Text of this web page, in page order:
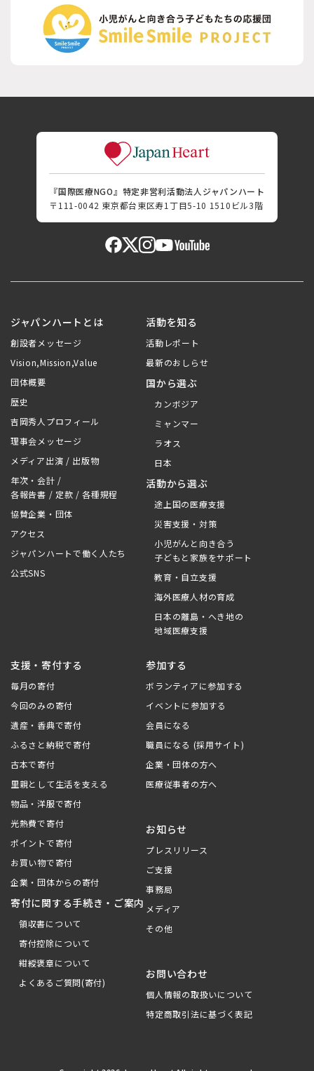
『国際医療NGO』特定非営利活動法人ジャパンハート
〒111-0042 東京都台東区寿1丁目5-10 1510ビル3階
ジャパンハートとは
創設者メッセージ
Vision,Mission,Value
団体概要
歴史
吉岡秀人プロフィール
理事会メッセージ
メディア出演 / 出版物
年次・会計 /
各報告書 / 定款 / 各種規程
協賛企業・団体
アクセス
ジャパンハートで働く人たち
公式SNS
活動を知る
活動レポート
最新のおしらせ
国から選ぶ
カンボジア
ミャンマー
ラオス
日本
活動から選ぶ
途上国の医療支援
災害支援・対策
小児がんと向き合う
子どもと家族をサポート
教育・自立支援
海外医療人材の育成
日本の離島・へき地の
地域医療支援
支援・寄付する
毎月の寄付
今回のみの寄付
遺産・香典で寄付
ふるさと納税で寄付
古本で寄付
里親として生活を支える
物品・洋服で寄付
光熱費で寄付
ポイントで寄付
お買い物で寄付
企業・団体からの寄付
寄付に関する手続き・ご案内
領収書について
寄付控除について
紺綬褒章について
よくあるご質問(寄付)
参加する
ボランティアに参加する
イベントに参加する
会員になる
職員になる (採用サイト)
企業・団体の方へ
医療従事者の方へ
お知らせ
プレスリリース
ご支援
事務局
メディア
その他
お問い合わせ
個人情報の取扱いについて
特定商取引法に基づく表記